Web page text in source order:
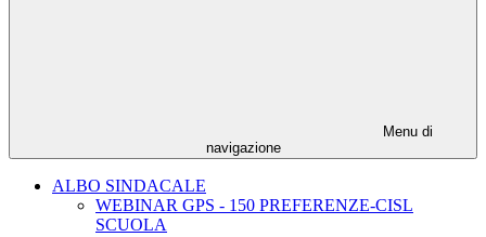
Menu di
navigazione
ALBO SINDACALE
WEBINAR GPS - 150 PREFERENZE-CISL
SCUOLA